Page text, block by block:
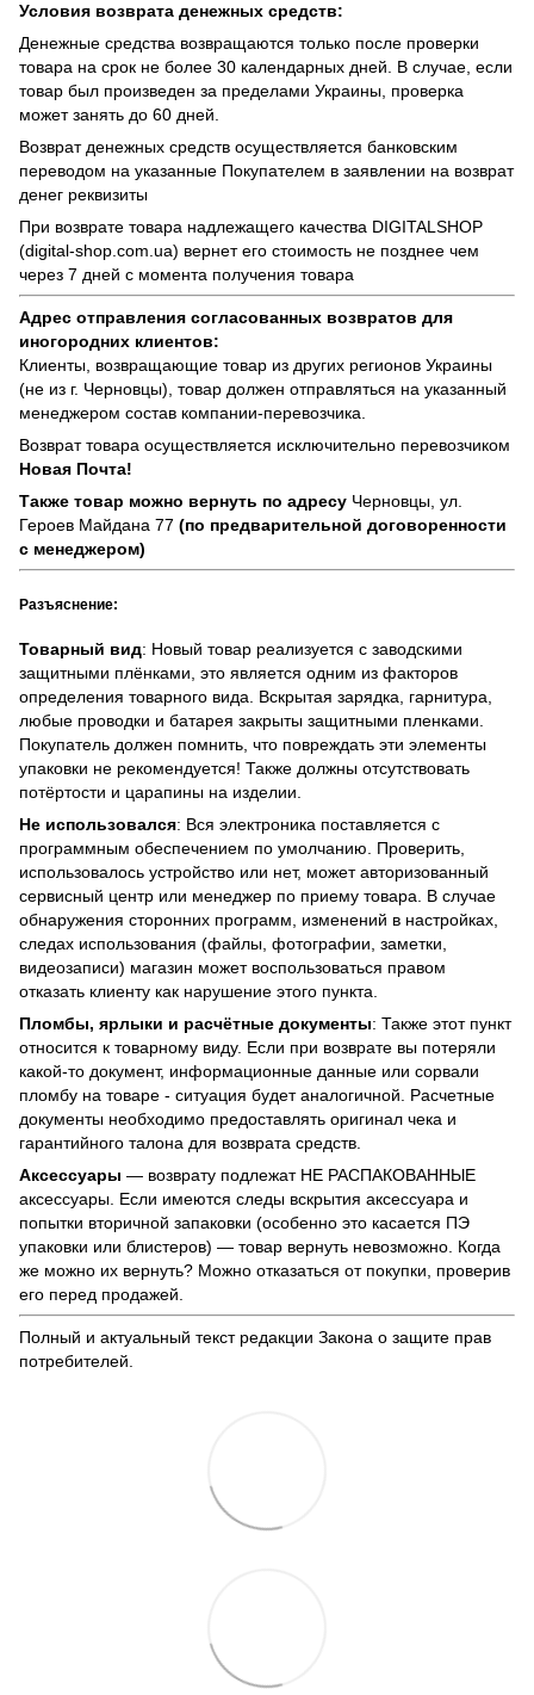
Условия возврата денежных средств:
Денежные средства возвращаются только после проверки
товара на срок не более 30 календарных дней. В случае, если
товар был произведен за пределами Украины, проверка
может занять до 60 дней.
Возврат денежных средств осуществляется банковским
переводом на указанные Покупателем в заявлении на возврат
денег реквизиты
При возврате товара надлежащего качества DIGITALSHOP
(digital-shop.com.ua) вернет его стоимость не позднее чем
через 7 дней с момента получения товара
Адрес отправления согласованных возвратов для
иногородних клиентов:
Клиенты, возвращающие товар из других регионов Украины
(не из г. Черновцы), товар должен отправляться на указанный
менеджером состав компании-перевозчика.
Возврат товара осуществляется исключительно перевозчиком
Новая Почта!
Также товар можно вернуть по адресу Черновцы, ул.
Героев Майдана 77 (по предварительной договоренности
с менеджером)
Разъяснение:
Товарный вид: Новый товар реализуется с заводскими
защитными плёнками, это является одним из факторов
определения товарного вида. Вскрытая зарядка, гарнитура,
любые проводки и батарея закрыты защитными пленками.
Покупатель должен помнить, что повреждать эти элементы
упаковки не рекомендуется! Также должны отсутствовать
потёртости и царапины на изделии.
Не использовался: Вся электроника поставляется с
программным обеспечением по умолчанию. Проверить,
использовалось устройство или нет, может авторизованный
сервисный центр или менеджер по приему товара. В случае
обнаружения сторонних программ, изменений в настройках,
следах использования (файлы, фотографии, заметки,
видеозаписи) магазин может воспользоваться правом
отказать клиенту как нарушение этого пункта.
Пломбы, ярлыки и расчётные документы: Также этот пункт
относится к товарному виду. Если при возврате вы потеряли
какой-то документ, информационные данные или сорвали
пломбу на товаре - ситуация будет аналогичной. Расчетные
документы необходимо предоставлять оригинал чека и
гарантийного талона для возврата средств.
Аксессуары — возврату подлежат НЕ РАСПАКОВАННЫЕ
аксессуары. Если имеются следы вскрытия аксессуара и
попытки вторичной запаковки (особенно это касается ПЭ
упаковки или блистеров) — товар вернуть невозможно. Когда
же можно их вернуть? Можно отказаться от покупки, проверив
его перед продажей.
Полный и актуальный текст редакции Закона о защите прав
потребителей